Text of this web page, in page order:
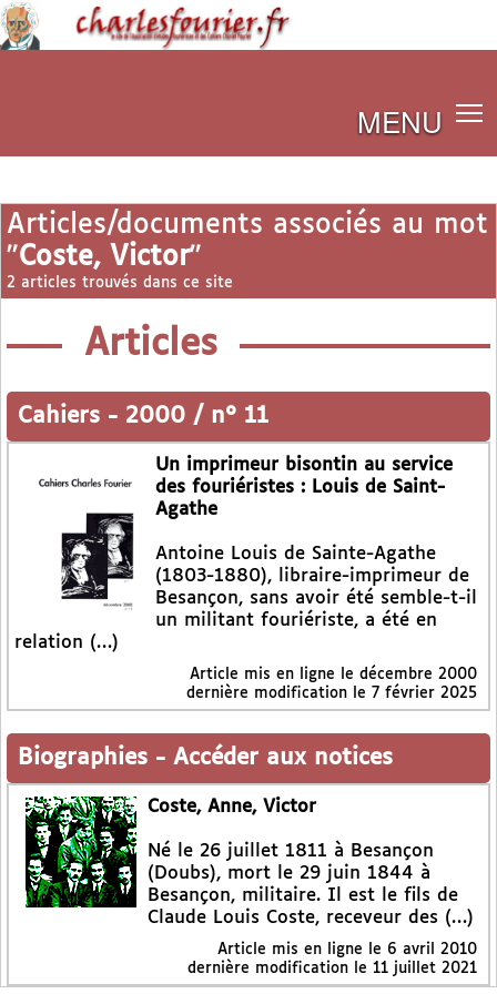
MENU
Articles/documents associés au mot
"Coste, Victor"
2 articles trouvés dans ce site
Articles
Cahiers - 2000 / n° 11
Un imprimeur bisontin au service
des fouriéristes : Louis de Saint-
Agathe
Antoine Louis de Sainte-Agathe
(1803-1880), libraire-imprimeur de
Besançon, sans avoir été semble-t-il
un militant fouriériste, a été en
relation (…)
Article mis en ligne le décembre 2000
dernière modification le 7 février 2025
Biographies - Accéder aux notices
Coste, Anne, Victor
Né le 26 juillet 1811 à Besançon
(Doubs), mort le 29 juin 1844 à
Besançon, militaire. Il est le fils de
Claude Louis Coste, receveur des (…)
Article mis en ligne le 6 avril 2010
dernière modification le 11 juillet 2021